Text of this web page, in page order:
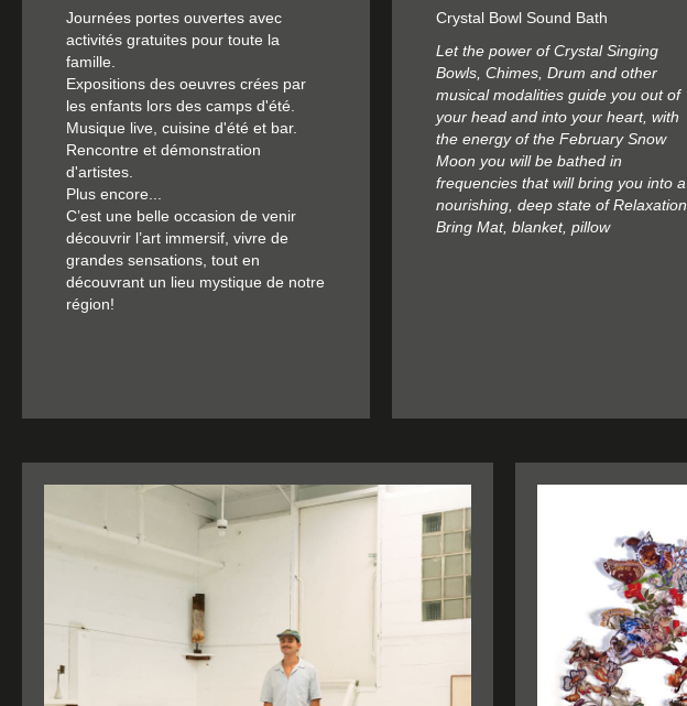
Journées portes ouvertes avec
activités gratuites pour toute la
famille.
Expositions des oeuvres crées par
les enfants lors des camps d'été.
Musique live, cuisine d'été et bar.
Rencontre et démonstration
d'artistes.
Plus encore...
C’est une belle occasion de venir
découvrir l’art immersif, vivre de
grandes sensations, tout en
découvrant un lieu mystique de notre
région!
Crystal Bowl Sound Bath
Let the power of Crystal Singing
Bowls, Chimes, Drum and other
musical modalities guide you out of
your head and into your heart, with
the energy of the February Snow
Moon you will be bathed in
frequencies that will bring you into a
nourishing, deep state of Relaxation.
Bring Mat, blanket, pillow